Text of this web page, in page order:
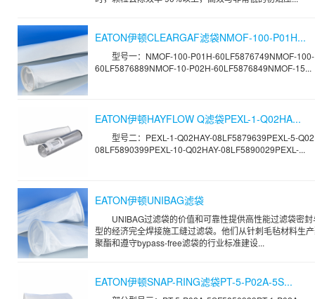
EATON伊顿CLEARGAF滤袋NMOF-100-P01H...
型号一：NMOF-100-P01H-60LF5876749NMOF-
60LF5876889NMOF-10-P02H-60LF5876849NMOF-15...
EATON伊顿HAYFLOW Q滤袋PEXL-1-Q02HA...
型号二：PEXL-1-Q02HAY-08LF5879639PEXL-5-
08LF5890399PEXL-10-Q02HAY-08LF5890029PEXL-...
EATON伊顿UNIBAG滤袋
UNIBAG过滤袋的价值和可靠性提供高性能过滤袋密
型的经济完全焊接施工缝过滤袋。他们从针刺毛毡材料生
聚酯和遵守bypass-free滤袋的行业标准建设...
EATON伊顿SNAP-RING滤袋PT-5-P02A-5S...